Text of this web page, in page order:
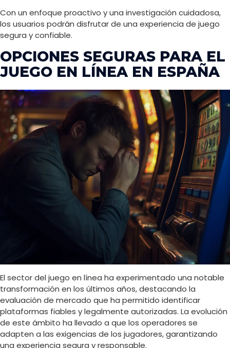
Con un enfoque proactivo y una investigación cuidadosa,
los usuarios podrán disfrutar de una experiencia de juego
segura y confiable.
OPCIONES SEGURAS PARA EL
JUEGO EN LÍNEA EN ESPAÑA
El sector del juego en línea ha experimentado una notable
transformación en los últimos años, destacando la
evaluación de mercado que ha permitido identificar
plataformas fiables y legalmente autorizadas. La evolución
de este ámbito ha llevado a que los operadores se
adapten a las exigencias de los jugadores, garantizando
una experiencia segura y responsable.